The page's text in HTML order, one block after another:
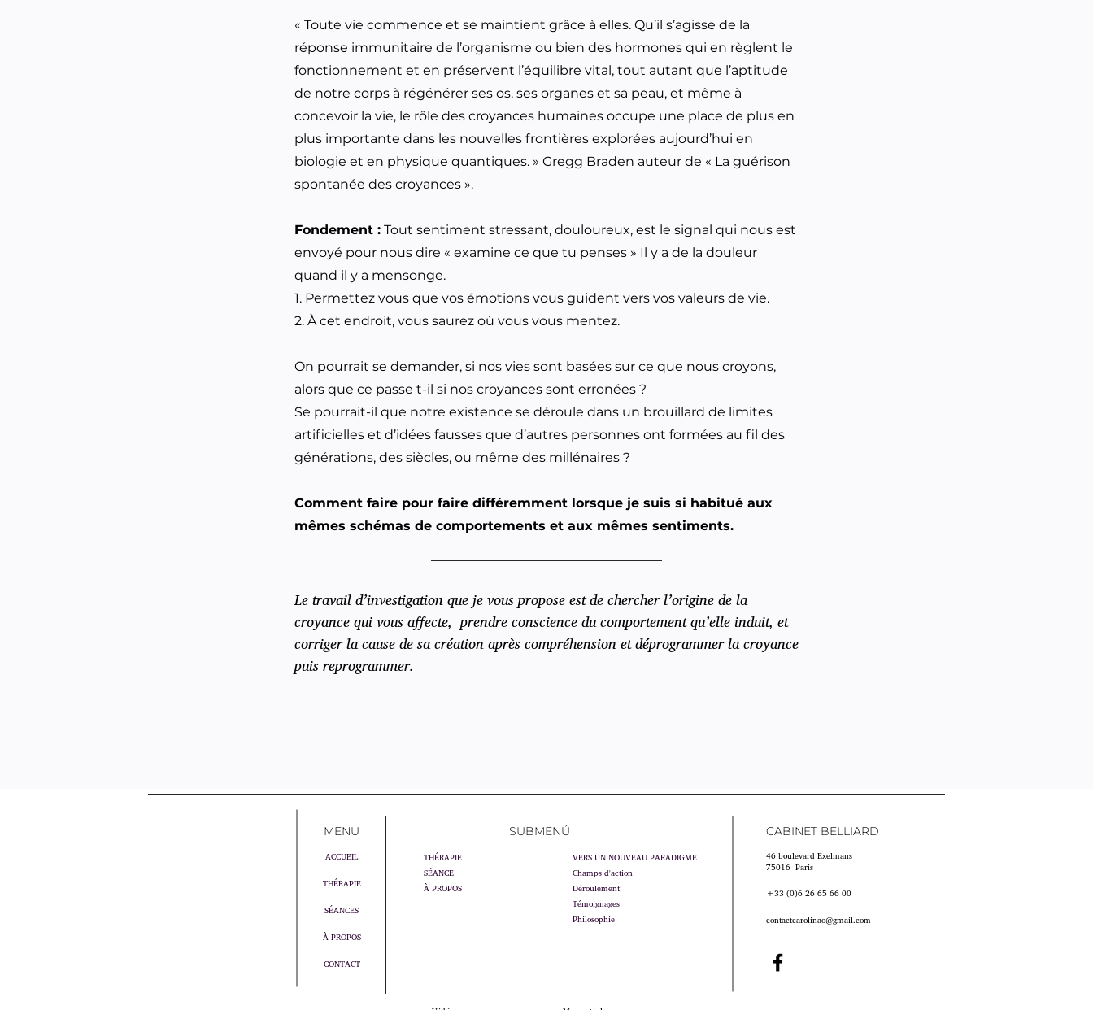
« Toute vie commence et se maintient grâce à elles. Qu’il s’agisse de la
réponse immunitaire de l’organisme ou bien des hormones qui en règlent le
fonctionnement et en préservent l’équilibre vital, tout autant que l’aptitude
de notre corps à régénérer ses os, ses organes et sa peau, et même à
concevoir la vie, le rôle des croyances humaines occupe une place de plus en
plus importante dans les nouvelles frontières explorées aujourd’hui en
biologie et en physique quantiques. » Gregg Braden auteur de « La guérison
spontanée des croyances ».
Fondement : Tout sentiment stressant, douloureux, est le signal qui nous est
envoyé pour nous dire « examine ce que tu penses » Il y a de la douleur
quand il y a mensonge.
1. Permettez vous que vos émotions vous guident vers vos valeurs de vie.
2. À cet endroit, vous saurez où vous vous mentez.
On pourrait se demander, si nos vies sont basées sur ce que nous croyons,
alors que ce passe t-il si nos croyances sont erronées ?
Se pourrait-il que notre existence se déroule dans un brouillard de limites
artificielles et d’idées fausses que d’autres personnes ont formées au fil des
générations, des siècles, ou même des millénaires ?
Comment faire pour faire différemment lorsque je suis si habitué aux
mêmes schémas de comportements et aux mêmes sentiments.
Le travail d’investigation que je vous propose est de chercher l’origine de la
croyance qui vous affecte, prendre conscience du comportement qu’elle induit, et
corriger la cause de sa création après compréhension et déprogrammer la croyance
puis reprogrammer.
CABINET BELLIARD
46 boulevard Exelmans
75016 Paris
+33 (0)6 26 65 66 00
contactcarolinao@gmail.com
MENU SUBMENÚ
THÉRAPIE
SÉANCE
À PROPOS
VERS UN NOUVEAU PARADIGME
Champs d'action
Déroulement
Témoignages
Philosophie
ACCUEIL
THÉRAPIE
SÉANCES
À PROPOS
CONTACT